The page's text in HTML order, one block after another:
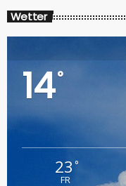
Wetter
14°
23 °
FR